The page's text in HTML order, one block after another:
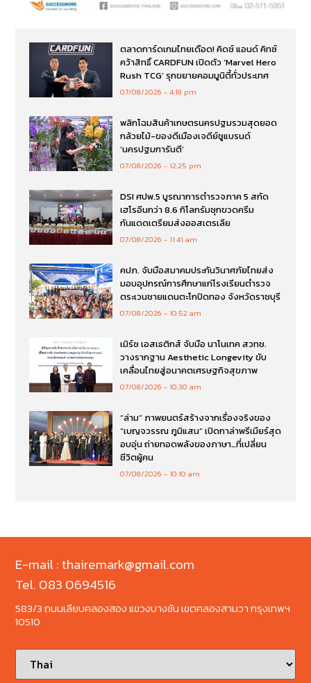
ตลาดการ์ดเกมไทยเดือด! คิดซ์ แอนด์ คิทซ์
คว้าสิทธิ์ CARDFUN เปิดตัว ‘Marvel Hero
Rush TCG’ รุกขยายคอมมูนิตี้ทั่วประเทศ
07/08/2026 4:19 pm
พลิกโฉมสินค้าเกษตรนครปฐมรวมสุดยอด
กล้วยไม้-ของดีเมืองเจดีย์ชูแบรนด์
‘นครปฐมการันตี’
07/08/2026 12:25 pm
DSI ศปพ.5 บูรณาการตำรวจภาค 5 สกัด
เฮโรอีนกว่า 8.6 กิโลกรัมซุกขวดครีม
กันแดดเตรียมส่งออสเตรเลีย
07/08/2026 11:41 am
คปภ. จับมือสมาคมประกันวินาศภัยไทยส่ง
มอบอุปกรณ์การศึกษาแก่โรงเรียนตำรวจ
ตระเวนชายแดนตะโกปิดทอง จังหวัดราชบุรี
07/08/2026 10:52 am
เมิร์ซ เอสเธติกส์ จับมือ นาโนเทค สวทช.
วางรากฐาน Aesthetic Longevity ขับ
เคลื่อนไทยสู่อนาคตเศรษฐกิจสุขภาพ
07/08/2026 10:30 am
“ล่าม” ภาพยนตร์สร้างจากเรื่องจริงของ
“เบญจวรรณ ภูมิแสน” เปิดกาล่าพรีเมียร์สุด
อบอุ่น ถ่ายทอดพลังของภาษา…ที่เปลี่ยน
ชีวิตผู้คน
07/08/2026 10:10 am
E-mail : thairemark@gmail.com
Tel. 083 0694516
583/3 ถนนเลียบคลองสอง แขวงบางชัน เขตคลองสามวา กรุงเทพฯ
10510